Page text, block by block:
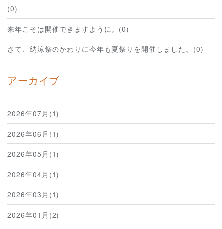
(0)
来年こそは開催できますように。(0)
さて、納涼祭のかわりに今年も夏祭りを開催しました。(0)
アーカイブ
2026年07月(1)
2026年06月(1)
2026年05月(1)
2026年04月(1)
2026年03月(1)
2026年01月(2)